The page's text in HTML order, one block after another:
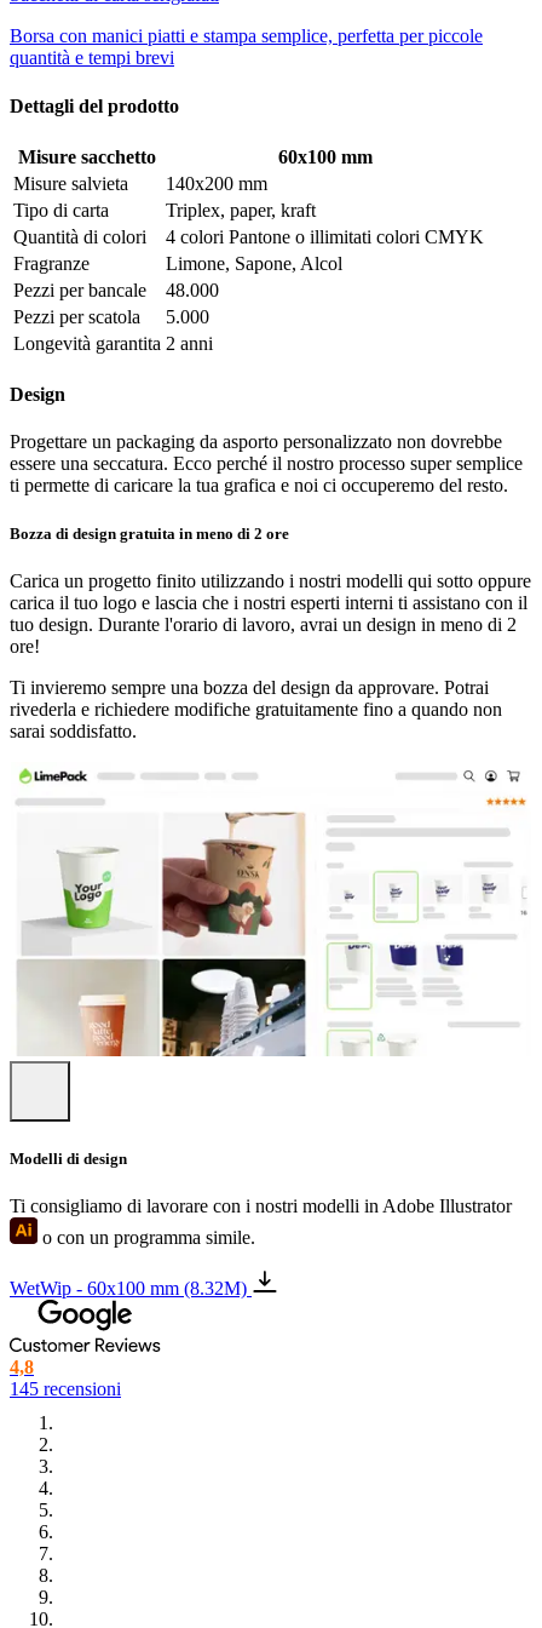
La carta e la superficie della carta sono un altro dettaglio da
considerare durante il processo di progettazione del packaging.
che ricopre le salviette. Puoi scegliere tra una superficie lucida
(carta), triplex (plastica) e kraft (marroncino). La prima è la
superficie più utilizzata per le salviettine umidificate, è di carta ed è
bianca, quindi stampare su tutta la sua superficie è facile. La
superficie triplex è in plastica PE ed è bianca, ma puoi stampare
l'intera superficie in un altro colore se preferisci. La plastica rende la
superficie lucida e riflette la luce, conferendo un aspetto
professionale. Infine, la superficie kraft è realizzata in carta di colore
marrone, quindi viene utilizzata per dare un aspetto più naturale. La
superficie kraft può essere stampata nella sua interezza, ma poiché la
carta è di colore marrone, anche la stampa non si riflette.
Se hai domande sul processo di progettazione della salviettina
umidificata o hai bisogno di aiuto per crearle, il nostro team è pronto
ad aiutarti a creare le migliori salviettine umidificate personalizzate
Mostra di più...
Borsa con manici piatti e stampa semplice, perfetta per piccole
quantità e tempi brevi
Dettagli del prodotto
Misure sacchetto
60x100 mm
Misure salvieta
140x200 mm
Tipo di carta
Triplex, paper, kraft
Quantità di colori
4 colori Pantone o illimitati colori CMYK
Fragranze
Limone, Sapone, Alcol
Pezzi per bancale
48.000
Pezzi per scatola
5.000
Longevità garantita 2 anni
Design
Progettare un packaging da asporto personalizzato non dovrebbe
essere una seccatura. Ecco perché il nostro processo super semplice
ti permette di caricare la tua grafica e noi ci occuperemo del resto.
Bozza di design gratuita in meno di 2 ore
Carica un progetto finito utilizzando i nostri modelli qui sotto oppure
carica il tuo logo e lascia che i nostri esperti interni ti assistano con il
tuo design. Durante l'orario di lavoro, avrai un design in meno di 2
ore!
Ti invieremo sempre una bozza del design da approvare. Potrai
rivederla e richiedere modifiche gratuitamente fino a quando non
sarai soddisfatto.
Modelli di design
Ti consigliamo di lavorare con i nostri modelli in Adobe Illustrator
o con un programma simile.
WetWip - 60x100 mm (8.32M)
4,8
145 recensioni